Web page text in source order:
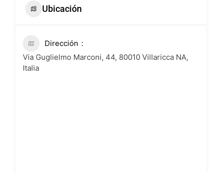
Ubicación
Dirección
Via Guglielmo Marconi, 44, 80010 Villaricca NA,
Italia